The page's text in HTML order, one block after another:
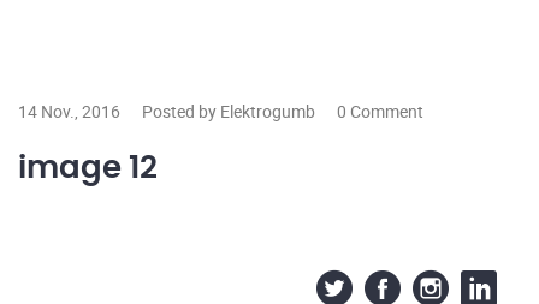
14 Nov., 2016 Posted by Elektrogumb 0 Comment
image 12